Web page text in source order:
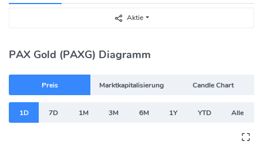
Aktie
PAX Gold (PAXG) Diagramm
Preis Marktkapitalisierung Candle Chart
1D 7D 1M 3M 6M 1Y YTD Alle